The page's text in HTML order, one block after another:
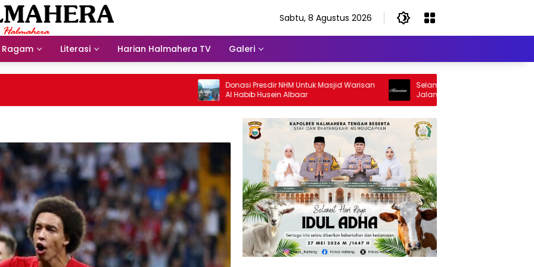
Sabtu, 8 Agustus 2026
Ragam Literasi Harian Halmahera TV Galeri
Donasi Presdir NHM Untuk Masjid Warisan
Al Habib Husein Albaar
Selamat Jalan Sang Inspirator,
Jalan Abangku Yuslam Idris